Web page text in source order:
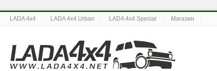
LADA 4x4 LADA 4x4 Urban LADA 4x4 Special Магазин